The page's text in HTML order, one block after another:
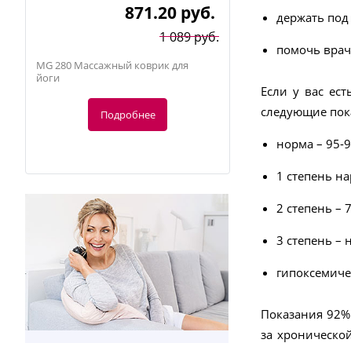
871.20 руб.
1 089 руб.
MG 280 Массажный коврик для
йоги
Подробнее
-10%
143.31руб.
держать
помочь
Если у вас
следующие
норма – 95-
1 степень
2 степень –
3 степень –
Показания
за